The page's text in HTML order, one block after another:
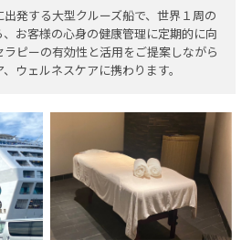
発する大型クルーズ船で、世界１周の
お客様の心身の健康管理に定期的に向
ピーの有効性と活用をご提案しながら
ウェルネスケアに携わります。